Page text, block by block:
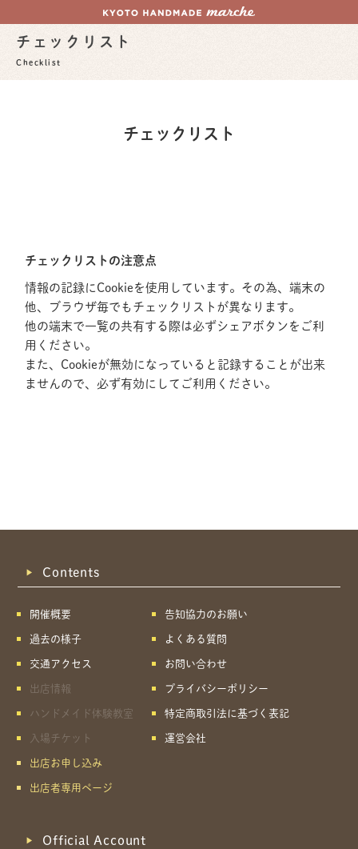
チェックリスト
Checklist
チェックリスト
チェックリストの注意点
情報の記録にCookieを使用しています。その為、端末の
他、ブラウザ毎でもチェックリストが異なります。
他の端末で一覧の共有する際は必ずシェアボタンをご利
用ください。
また、Cookieが無効になっていると記録することが出来
ませんので、必ず有効にしてご利用ください。
Contents
開催概要
過去の様子
交通アクセス
出店情報
ハンドメイド体験教室
入場チケット
出店お申し込み
出店者専用ページ
告知協力のお願い
よくある質問
お問い合わせ
プライバシーポリシー
特定商取引法に基づく表記
運営会社
Official Account